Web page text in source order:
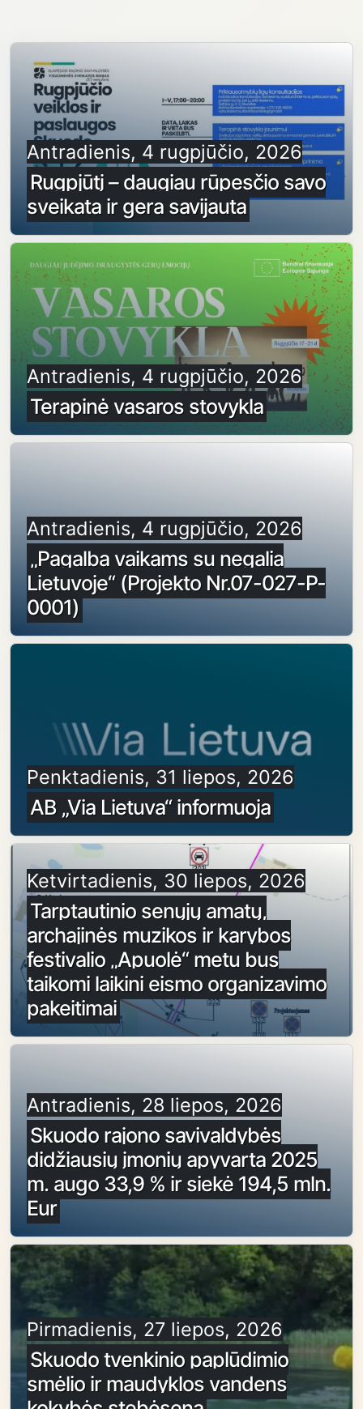
Antradienis, 4 rugpjūčio, 2026
Rugpjūtį – daugiau rūpesčio savo
sveikata ir gera savijauta
Antradienis, 4 rugpjūčio, 2026
Terapinė vasaros stovykla
Antradienis, 4 rugpjūčio, 2026
„Pagalba vaikams su negalia
Lietuvoje“ (Projekto Nr.07-027-P-
0001)
Penktadienis, 31 liepos, 2026
AB „Via Lietuva“ informuoja
Ketvirtadienis, 30 liepos, 2026
Tarptautinio senųjų amatų,
archajinės muzikos ir karybos
festivalio „Apuolė“ metu bus
taikomi laikini eismo organizavimo
pakeitimai
Antradienis, 28 liepos, 2026
Skuodo rajono savivaldybės
didžiausių įmonių apyvarta 2025
m. augo 33,9 % ir siekė 194,5 mln.
Eur
Pirmadienis, 27 liepos, 2026
Skuodo tvenkinio paplūdimio
smėlio ir maudyklos vandens